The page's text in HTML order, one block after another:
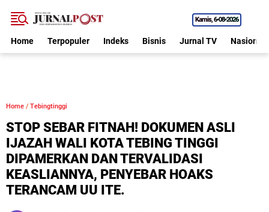
Kamis 6•08•2026
Home Terpopuler Indeks Bisnis Jurnal TV Nasional
Home / Tebingtinggi
STOP SEBAR FITNAH! DOKUMEN ASLI
IJAZAH WALI KOTA TEBING TINGGI
DIPAMERKAN DAN TERVALIDASI
KEASLIANNYA, PENYEBAR HOAKS
TERANCAM UU ITE.